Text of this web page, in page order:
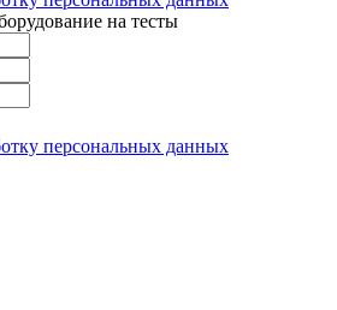
на тесты
персональных данных